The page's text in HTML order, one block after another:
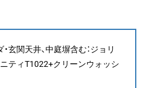
玄関天井、中庭塀含む：ジョリ
ティT1022+クリーンウォッシ